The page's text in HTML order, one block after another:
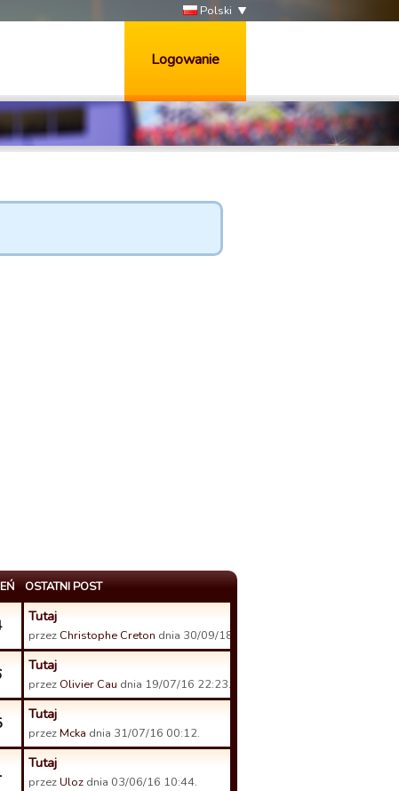
Polski
Logowanie
OSTATNI POST
Tutaj
przez Christophe Creton dnia 30/09/18 19:32.
Tutaj
przez Olivier Cau dnia 19/07/16 22:23.
Tutaj
przezMcka dnia 31/07/16 00:12.
Tutaj
przezUloz dnia 03/06/16 10:44.